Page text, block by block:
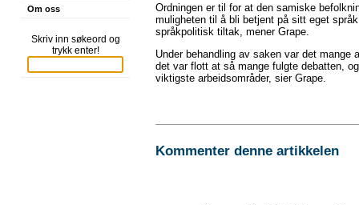
Om oss
Skriv inn søkeord og
trykk enter!
Ordningen er til for at den samiske
muligheten til å bli betjent på sitt eget
språkpolitisk tiltak, mener Grape.
Under behandling av saken var det
det var flott at så mange fulgte debatten,
viktigste arbeidsområder, sier Grape.
Kommenter denne artikkelen